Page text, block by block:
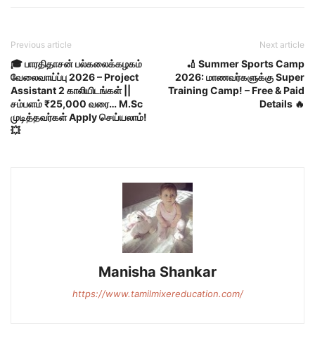
Previous article
🎓 பாரதிதாசன் பல்கலைக்கழகம்
வேலைவாய்ப்பு 2026 – Project
Assistant 2 காலியிடங்கள் ||
சம்பளம் ₹25,000 வரை… M.Sc
முடித்தவர்கள் Apply செய்யலாம்!
💥
Next article
🏏 Summer Sports Camp
2026: மாணவர்களுக்கு Super
Training Camp! – Free & Paid
Details 🔥
Manisha Shankar
https://www.tamilmixereducation.com/